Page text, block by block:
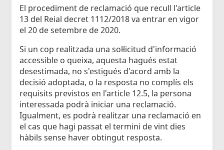
El procediment de reclamació que recull l'article
13 del Reial decret 1112/2018 va entrar en vigor
el 20 de setembre de 2020.
Si un cop realitzada una sol·licitud d'informació
accessible o queixa, aquesta hagués estat
desestimada, no s'estigués d'acord amb la
decisió adoptada, o la resposta no complís els
requisits previstos en l'article 12.5, la persona
interessada podrà iniciar una reclamació.
Igualment, es podrà realitzar una reclamació en
el cas que hagi passat el termini de vint dies
hàbils sense haver obtingut resposta.